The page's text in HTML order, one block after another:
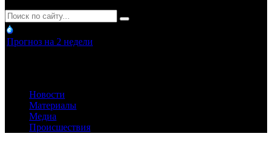
Прогноз на 2 недели
Новости
Материалы
Медиа
Происшествия